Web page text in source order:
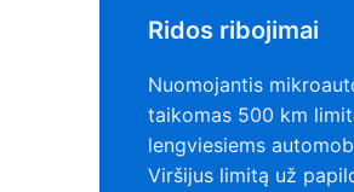
Ridos ribojimai
Nuomojantis
taikomas 500 km
lengviesiems
Viršijus limitą už